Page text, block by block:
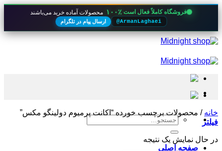
فروشگاه کاملاً فعال است ۱۰۰٪ محصولات آماده خرید می‌باشند
@ArmanLaghaei ارسال پیام در تلگرام
Skip
to
جستجو
صفحه اصلی
خانه / محصولات برچسب خورده “اکانت پرمیوم دولینگو مکس”
فیلتر
در حال نمایش یک نتیجه